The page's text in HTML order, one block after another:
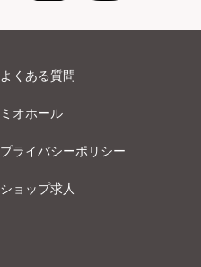
よくある質問
ミオホール
プライバシーポリシー
ショップ求人